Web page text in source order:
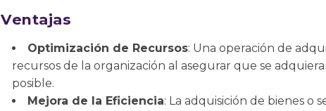
Ventajas
Optimización de Recursos: Una operación de
recursos de la organización al asegurar que se
posible.
Mejora de la Eficiencia: La adquisición de bienes o